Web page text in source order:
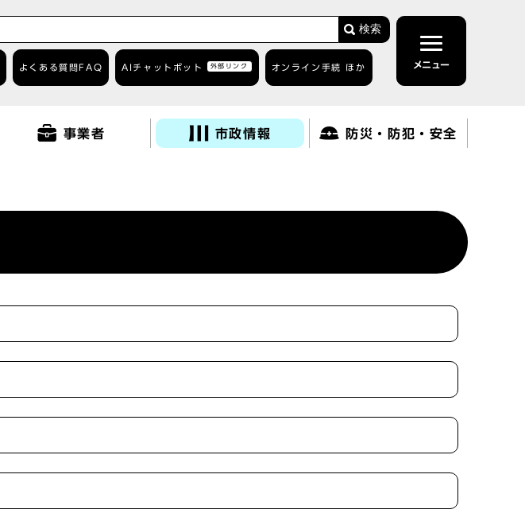
検索
よくある質問 FAQ AIチャットボット 外部リンク オンライン手続 ほか メニュー
事業者 市政情報 防災・防犯・安全